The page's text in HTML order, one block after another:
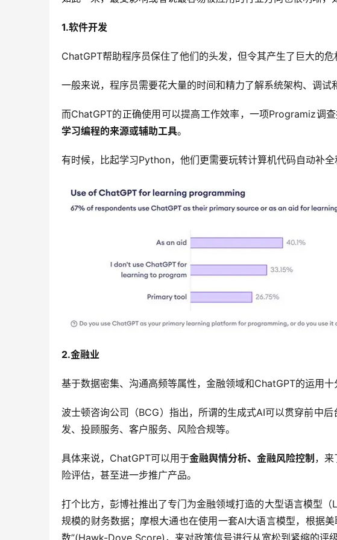
1.软件开发
ChatGPT帮助程序员保住了他们的头发，但令其产生了巨大的危
一般来说，程序员需要花大量的时间和精力了解系统架构、调试
而ChatGPT的正确使用可以提高工作效率，一项Programiz调
学习编程的来源或辅助工具。
有时候，比起学习Python，他们更需要玩转计算机代码自动补全
2.金融业
基于数据密集、沟通高频等属性，金融领域和ChatGPT的运用十
波士顿咨询公司（BCG）指出，所谓的生成式AI可以贯穿前中
发、投顾服务、客户服务、风险合规等。
具体来说，ChatGPT可以用于金融舆情分析、金融风险控制 ，
险评估，甚至进一步推广产品。
打个比方，彭博社推出了专门为金融领域打造的大型语言模型
规模的财务数据；摩根大通也在使用一套AI大语言模型，根据